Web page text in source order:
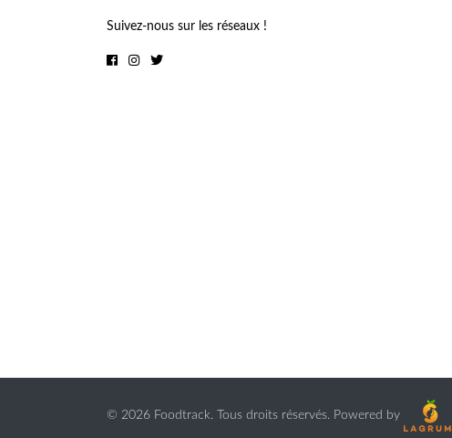
Suivez-nous sur les réseaux !
© 2026 Foodtrack. Tous droits réservés. Powered by